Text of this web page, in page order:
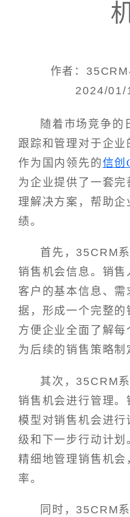
作者：
2024/01/
随着市场竞争的
跟踪和管理对于企业
作为国内领先的信创
为企业提供了一套
理解决方案，帮助
绩。
首先，35CRM
销售机会信息。销
客户的基本信息、
据，形成一个完整
方便企业全面了解
为后续的销售策略制
其次，35CRM
销售机会进行管理
模型对销售机会进
级和下一步行动计
精细地管理销售机
率。
同时，35CRM